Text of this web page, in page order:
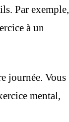
Par exemple,
à un
journée. Vous
mental,